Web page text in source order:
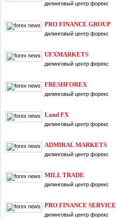
дилинговый центр форекс
PRO FINANCE GROUP
дилинговый центр форекс
UFXMARKETS
дилинговый центр форекс
FRESHFOREX
дилинговый центр форекс
Land FX
дилинговый центр форекс
ADMIRAL MARKETS
дилинговый центр форекс
MILL TRADE
дилинговый центр форекс
PRO FINANCE SERVICE
дилинговый центр форекс